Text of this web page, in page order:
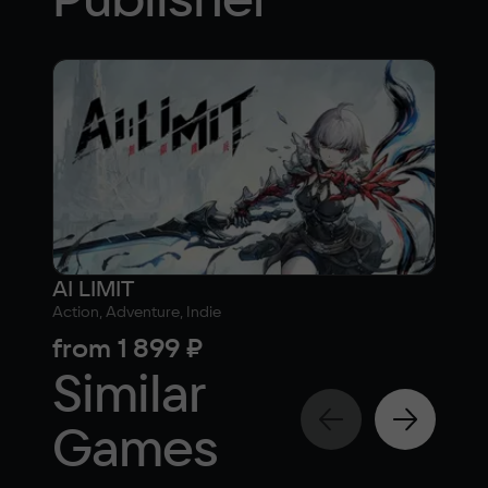
AI LIMIT
Action, Adventure, Indie
from 1 899 ₽
Similar
Games